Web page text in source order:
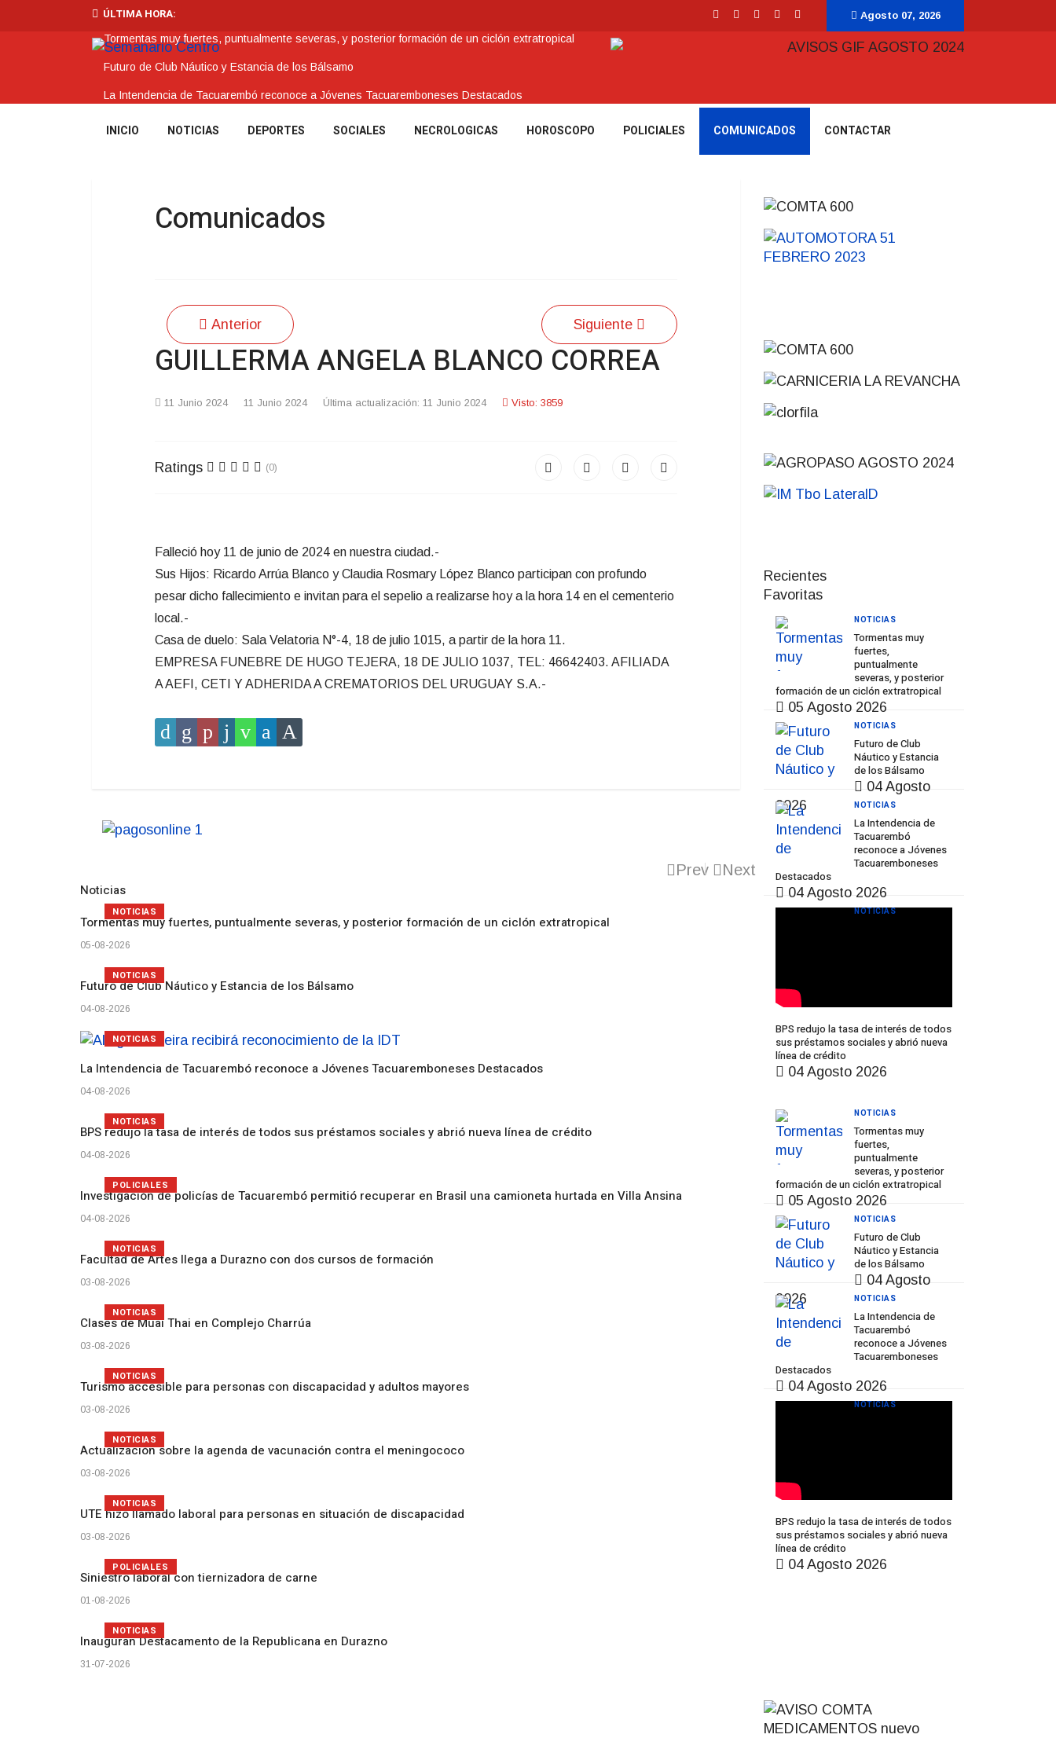
ÚLTIMA HORA:
Tormentas muy fuertes, puntualmente severas, y posterior formación de un ciclón extratropical
Futuro de Club Náutico y Estancia de los Bálsamo
La Intendencia de Tacuarembó reconoce a Jóvenes Tacuaremboneses Destacados
BPS redujo la tasa de interés de todos sus préstamos sociales y abrió nueva línea de crédito
Agosto 07, 2026
INICIO NOTICIAS DEPORTES SOCIALES NECROLOGICAS HOROSCOPO POLICIALES COMUNICADOS CONTACTAR
Comunicados
Anterior Siguiente
GUILLERMA ANGELA BLANCO CORREA
11 Junio 2024 11 Junio 2024 Última actualización: 11 Junio 2024 Visto: 3859
Ratings (0)
Falleció hoy 11 de junio de 2024 en nuestra ciudad.-
Sus Hijos: Ricardo Arrúa Blanco y Claudia Rosmary López Blanco participan con profundo
pesar dicho fallecimiento e invitan para el sepelio a realizarse hoy a la hora 14 en el cementerio
local.-
Casa de duelo: Sala Velatoria N°-4, 18 de julio 1015, a partir de la hora 11.
EMPRESA FUNEBRE DE HUGO TEJERA, 18 DE JULIO 1037, TEL: 46642403. AFILIADA
A AEFI, CETI Y ADHERIDA A CREMATORIOS DEL URUGUAY S.A.-
Noticias
Prev Next
Tormentas muy fuertes, puntualmente severas, y posterior formación de un ciclón extratropical
05-08-2026
NOTICIAS
Futuro de Club Náutico y Estancia de los Bálsamo
04-08-2026
NOTICIAS
La Intendencia de Tacuarembó reconoce a Jóvenes Tacuaremboneses Destacados
04-08-2026
NOTICIAS
BPS redujo la tasa de interés de todos sus préstamos sociales y abrió nueva línea de crédito
04-08-2026
NOTICIAS
Investigación de policías de Tacuarembó permitió recuperar en Brasil una camioneta hurtada en Villa Ansina
04-08-2026
POLICIALES
Facultad de Artes llega a Durazno con dos cursos de formación
03-08-2026
NOTICIAS
Clases de Muai Thai en Complejo Charrúa
03-08-2026
NOTICIAS
Turismo accesible para personas con discapacidad y adultos mayores
03-08-2026
NOTICIAS
Actualización sobre la agenda de vacunación contra el meningococo
03-08-2026
NOTICIAS
UTE hizo llamado laboral para personas en situación de discapacidad
03-08-2026
NOTICIAS
Siniestro laboral con tiernizadora de carne
01-08-2026
POLICIALES
Inauguran Destacamento de la Republicana en Durazno
31-07-2026
NOTICIAS
Recientes
Favoritas
Tormentas muy
fuertes,
puntualmente
severas, y posterior
formación de un ciclón extratropical
05 Agosto 2026
NOTICIAS
Futuro de Club
Náutico y Estancia
de los Bálsamo
04 Agosto
2026
NOTICIAS
La Intendencia de
Tacuarembó
reconoce a Jóvenes
Tacuaremboneses
Destacados
04 Agosto 2026
NOTICIAS
BPS redujo la tasa de interés de todos
sus préstamos sociales y abrió nueva
línea de crédito
04 Agosto 2026
NOTICIAS
Tormentas muy
fuertes,
puntualmente
severas, y posterior
formación de un ciclón extratropical
05 Agosto 2026
NOTICIAS
Futuro de Club
Náutico y Estancia
de los Bálsamo
04 Agosto
2026
NOTICIAS
La Intendencia de
Tacuarembó
reconoce a Jóvenes
Tacuaremboneses
Destacados
04 Agosto 2026
NOTICIAS
BPS redujo la tasa de interés de todos
sus préstamos sociales y abrió nueva
línea de crédito
04 Agosto 2026
NOTICIAS